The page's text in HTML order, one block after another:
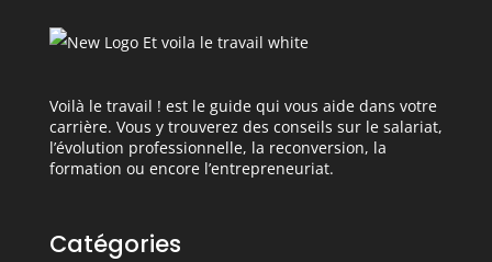
Voilà le travail ! est le guide qui vous aide dans votre
carrière. Vous y trouverez des conseils sur le salariat,
l’évolution professionnelle, la reconversion, la
formation ou encore l’entrepreneuriat.
Catégories